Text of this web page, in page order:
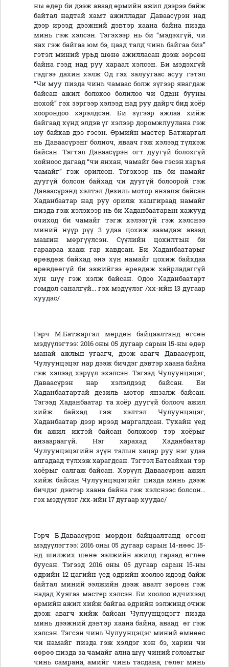
ны өдөр би дээж аваад өрмийн ажил дээрээ байж
байтал надтай хамт ажилладаг Даваасүрэн над
дээр ирээд дээжний дэвтэр хаана байна пизда
минь гэж хэлсэн. Тэгэхээр нь би “мэдэхгүй, чи
яах гэж байгаа юм бэ, цаад талд чинь байгаа биз”
гэтэл миний урьд шөнө ажилласан дээж зөрсөн
байна гээд над руу хараал хэлсэн. Би мэдэхгүй
гэдгээ дахин хэлж Од гэх залуугаас асуу гэтэл
“Чи муу пизда чинь чамаас болж зүгээр явагдаж
байсан ажил болохоо болилоо чи Одын бууны
нохой” гэх зэргээр хэлээд над руу дайрч бид хоёр
хоорондоо хэрэлдсэн. Би зүгээр ажлаа хийж
байгаад хүнд элдэв үг хэлээр доромжлуулана гэж
юу байхав дээ гэсэн. Өрмийн мастер Батжаргал
нь Даваасүрэнг болиоч, яваач гэж хэлээд түлхэж
байсан. Тэгтэл Даваасүрэн огт дуугүй болохгүй
хойноос дагаад “чи янхан, чамайг бөө гэсэн харъя
чамайг” гэж орилсон. Тэгэхээр нь би намайг
дуугүй болсон байхад чи дуугүй болоорой гэж
Даваасүрэнд хэлтэл Дезиль мотор янзалж байсан
Хаданбаатар над руу орилж хашгираад намайг
пизда гэж хэлэхээр нь би Хаданбаатарын хажууд
очиход би чамайг тэгж хэлээгүй гэж хэлснээ
миний нүүр рүү 3 удаа цохиж заамдаж аваад
машин мөргүүлсэн. Сүүлийн цохилтын би
гараараа хааж гар хавдсан. Би Хаданбаатарыг
өрөвдөж байхад энэ хүн намайг цохиж байхдаа
өрөвдөөгүй би ээжийгээ өрөвдөж хайрладаггүй
хүн шүү гэж хэлж байсан. Одоо Хаданбаатарт
гомдол саналгүй... гэх мэдүүлэг /хх-ийн 13 дугаар
хуудас/
Гэрч М.Батжаргал мөрдөн байцаалтанд өгсөн
мэдүүлэгтээ: 2016 оны 05 дугаар сарын 15-ны өдөр
манай ажлын угаагч, дээж авагч Даваасүрэн,
Чулуунцэцэг нар дээж бичдэг дэвтэр хаана байна
гэж хэлээд хэрүүл эхэлсэн. Тэгээд Чулуунцэцэг,
Даваасүрэн нар хэлэлдээд байсан. Би
Хаданбаатартай дезиль мотор янзалж байсан.
Тэгээд Хаданбаатар та хоёр дуугүй болооч ажил
хийж байхад гэж хэлтэл Чулуунцэцэг,
Хаданбаатар дээр ирээд маргалдсан. Тухайн үед
би ажил ихтэй байсан болохоор тэр хоёрыг
анзаараагүй. Нэг харахад Хаданбаатар
Чулуунцэцэгийн зүүн талын хацар руу нэг удаа
алгадаад түлхэж харагдсан. Тэгтэл Батсайхан тэр
хоёрыг салгаж байсан. Хэрүүл Даваасүрэн ажил
хийж байсан Чулуунцэцэгийг пизда минь дээж
бичдэг дэвтэр хаана байна гэж хэлснээс болсон...
гэх мэдүүлэг /хх-ийн 17 дугаар хуудас/
Гэрч Б.Даваасүрэн мөрдөн байцаалтанд өгсөн
мэдүүлэгтээ: 2016 оны 05 дугаар сарын 14-нөөс 15-
нд шилжих шөнө ээлжийн ажилд гараад өглөө
буусан. Тэгээд 2016 оны 05 дугаар сарын 15-ны
өдрийн 12 цагийн үед өдрийн хоолоо идээд байж
байтал миний ээлжийн дээж авалт зөрсөн гэж
надад Хуягаа мастер хэлсэн. Би хоолоо идчихээд
өрмийн ажил хийж байгаа өдрийн ээлжинд очиж
дээж авагч хийж байсан Чулуунцэцэгт пизда
минь дээжний дэвтэр хаана байна, аваад өг гэж
хэлсэн. Тэгсэн чинь Чулуунцэцэг миний өмнөөс
чи намайг пизда гэж хэлдэг хэн бэ, харин чи
өөрөө пизда за чамайг ална шүү чиний голомтыг
чинь самрана, амийг чинь тасдана, гөлөг минь